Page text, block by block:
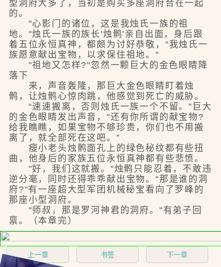
型洞府大多了，当初是购买多座洞府合在一起
的。
"心影门的诸位，这是我烛氏一族的祖
地。"烛氏一族的族长'烛鹘'亲自出面，身后跟
着五位永恒真神，都颇为讨好恭敬，"我烛氏一
族愿意献出宝物，以求保住祖地。"
"祖地又怎样?"忽然一颗巨大的金色眼睛降
落下
来，声音轰隆，那巨大金色眼睛盯着烛
鹘，让烛鹘心惊肉跳，他感觉到死亡的威胁。
“速速搬离，否则烛氏一族一个不留。"巨大
的金色眼睛发出声音，"还有你所谓的献宝物?
给我瞧瞧，如果宝物不够珍贵，你们也不用搬
离了，就全部死在这吧。”
瘦小老头烛鹘面孔上的绿色秘纹都有些扭
曲，他身后的家族五位永恒真神都有些悲愤。
"好，我们这就搬。"烛鹘只能忍着，不敢违
逆分毫，同时还得乖乖献出宝物。"那是谁的洞
府?"有一座超大型军团机械秘宝看向了罗峰的
那座小型洞府。
"师叔，那是罗河神君的洞府。"有弟子回
禀。（本章完）
上一章 书签 下一章